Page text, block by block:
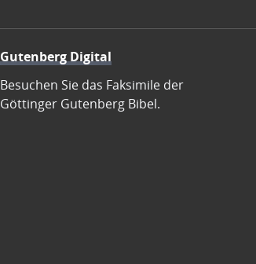
Gutenberg Digital
Besuchen Sie das Faksimile der
Göttinger Gutenberg Bibel.